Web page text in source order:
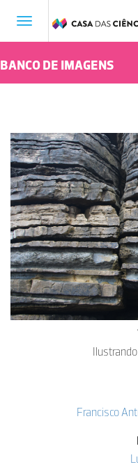
Toggle
BANCO DE IMAGENS
Francisco